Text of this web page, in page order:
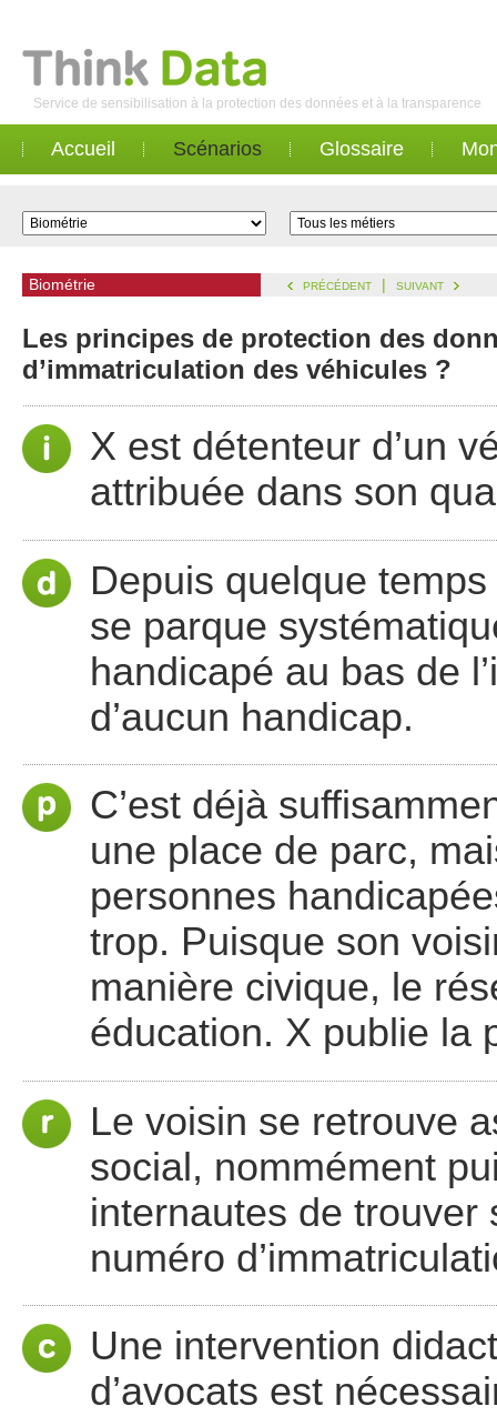
Service de sensibilisation à la protection des données et à la transparence
Accueil Scénarios Glossaire
Biométrie PRÉCÉDENT | SUIVANT
Les principes de protection des
d’immatriculation des véhicules ?
X est détenteur d’un
attribuée dans son
Depuis quelque
se parque
handicapé au bas de
d’aucun handicap.
C’est déjà
une place de parc,
personnes
trop. Puisque son
manière civique, le
éducation. X publie la
Le voisin se retrouve
social, nommément
internautes de trouver
numéro
Une intervention
d’avocats est